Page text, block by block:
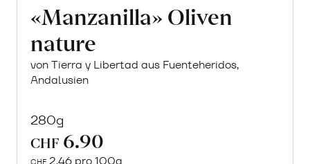
«Manzanilla» Oliven
nature
von Tierra y Libertad aus Fuenteheridos,
Andalusien
280g
CHF 6.90
CHF 2.46 pro 100g